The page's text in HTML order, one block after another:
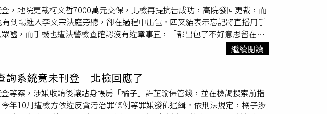
負面皆具，亦有愈來愈多藝術家以「蛇」為形象進行創作。只見展場空間
梭在藝術家陳奕彰以工業塑料風管及LED燈條模擬蛇纏繞的曲線下，欣賞
角斯取材台灣各地與蛇相關的鬼怪傳聞繪製的插畫，或刺青師法蘭讓蛇與
存的暗黑唯美。還有被譽為「人間國寶」的排灣族刺繡工藝保存者陳利友
設計師JUST IN XX周裕穎，跨界進行兼具刺繡技藝的服飾共創；另也有兩
Beardsley原就有作品描述《聖經》中蛇引誘夏娃去吃慾望果實的故
第一任妻子莉莉絲，在很多故事中對莉莉絲有正、反面的詮釋，例如象徵
Carter以蔓越莓汁描繪蛇的紋路、加上HeatherBeardsley的刺繡，讓
，可以說饒富趣味。Heather Beardsley與Alexandra Carter兩位藝術家結
檢調搜索，想從住家安全門離開；應曉薇在本案將執行搜索之際，於去年8
，在台中機場遭拘提到案，北院認為有事實足認4人有逃亡之虞。應曉薇
支電話給我好不好？我打『微信』給你好嗎？」，顯見互知對方有更隱密
葛樹人去年5月1日傳送「主席（沈慶京）要把過去的一些莫名其妙的簡訊
上所載，及李文宗於媒體披
桌上的木可公司損益表碎掉，都是湮滅證據之舉。檢察官於第二次抗告，
，北院認為柯文哲確有表明要以「共識決」的統一口徑來解釋本案，以及
聲；且依證人陳盈助、邱清章、周芳如、范雅琪、悟覺妙天、蘇進強的證
手巨額現金，柯文哲寫下「晶華-orange出國」等內容，是要許芷瑜出境，
，地院更裁柯文哲7000萬元交保，北檢再提抗告成功，高院發回更裁，而
到場進入李文宗法庭旁聽，卻在過程中出包。四叉貓表示忘記將直播用手
噓，而手機也遭法警檢查確認沒有違章事宜，「都出包了不好意思留在那
有旁聽無法多作評論。北檢在柯文哲辦公處所查獲撕碎
，除了指示
，法院上將10幾片碎紙拼湊
繼續閱讀
詢系統竟未刊登 北檢回應了
等案，涉嫌收賄後讓貼身帳房「橘子」許芷瑜保管錢，並在檢調搜索前指
年10月遭檢方依違反貪污治罪條例等罪嫌發佈通緝。依刑法規定，橘子涉